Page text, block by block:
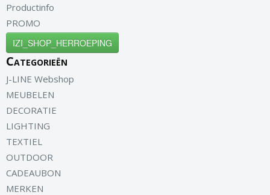
Productinfo
PROMO
IZI_SHOP_HERROEPING
Categorieën
J-LINE Webshop
MEUBELEN
DECORATIE
LIGHTING
TEXTIEL
OUTDOOR
CADEAUBON
MERKEN